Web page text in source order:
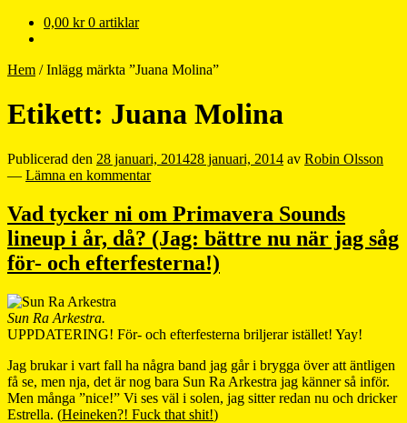
0,00 kr 0 artiklar
Hem /Inlägg märkta ”Juana Molina”
Etikett: Juana Molina
Publicerad den 28 januari, 201428 januari, 2014 av Robin Olsson
— Lämna en kommentar
Vad tycker ni om Primavera Sounds
lineup i år, då? (Jag: bättre nu när jag såg
för- och efterfesterna!)
Sun Ra Arkestra.
UPPDATERING! För- och efterfesterna briljerar istället! Yay!
Jag brukar i vart fall ha några band jag går i brygga över att äntligen
få se, men nja, det är nog bara Sun Ra Arkestra jag känner så inför.
Men många ”nice!” Vi ses väl i solen, jag sitter redan nu och dricker
Estrella. (Heineken?! Fuck that shit!)